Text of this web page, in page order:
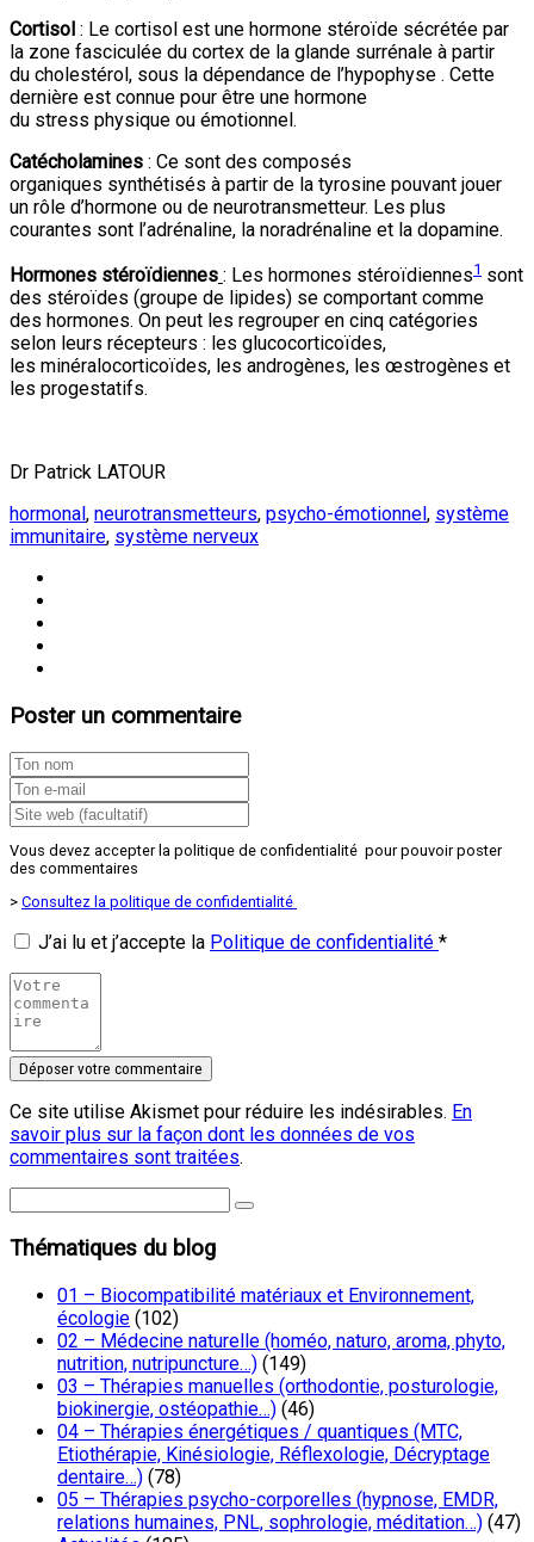
Cortisol : Le cortisol est une hormone stéroïde sécrétée par
la zone fasciculée du cortex de la glande surrénale à partir
du cholestérol, sous la dépendance de l’hypophyse . Cette
dernière est connue pour être une hormone
du stress physique ou émotionnel.
Catécholamines : Ce sont des composés
organiques synthétisés à partir de la tyrosine pouvant jouer
un rôle d’hormone ou de neurotransmetteur. Les plus
courantes sont l’adrénaline, la noradrénaline et la dopamine.
Hormones stéroïdiennes : Les hormones stéroïdiennes1 sont
des stéroïdes (groupe de lipides) se comportant comme
des hormones. On peut les regrouper en cinq catégories
selon leurs récepteurs : les glucocorticoïdes,
les minéralocorticoïdes, les androgènes, les œstrogènes et
les progestatifs.
Dr Patrick LATOUR
hormonal , neurotransmetteurs, psycho-émotionnel , système
immunitaire, système nerveux
Poster un commentaire
Vous devez accepter la politique de confidentialité pour pouvoir poster
des commentaires
> Consultez la politique de confidentialité
J’ai lu et j’accepte la Politique de confidentialité *
Ce site utilise Akismet pour réduire les indésirables. En
savoir plus sur la façon dont les données de vos
commentaires sont traitées.
Thématiques du blog
01 – Biocompatibilité matériaux et Environnement,
écologie (102)
02 – Médecine naturelle (homéo, naturo, aroma, phyto,
nutrition, nutripuncture…) (149)
03 – Thérapies manuelles (orthodontie, posturologie,
biokinergie, ostéopathie…) (46)
04 – Thérapies énergétiques / quantiques (MTC,
Etiothérapie, Kinésiologie, Réflexologie, Décryptage
dentaire…) (78)
05 – Thérapies psycho-corporelles (hypnose, EMDR,
relations humaines, PNL, sophrologie, méditation…) (47)